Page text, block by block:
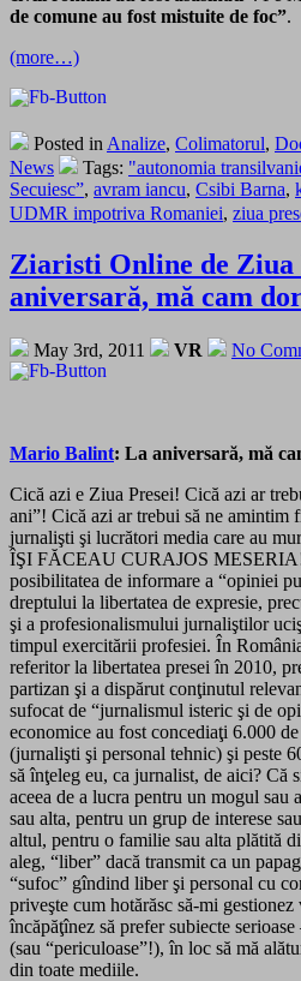
de comune au fost mistuite de foc”.
(more…)
Posted in Analize, Colimatorul,
News
Tags: "autonomia
Secuiesc”, avram iancu, Csibi Barna,
UDMR impotriva Romaniei, ziua
Ziaristi Online de Ziua
aniversară, mă cam
May 3rd, 2011 VR No
Mario Balint: La aniversară, mă
Cică azi e Ziua Presei! Cică azi ar
ani”! Cică azi ar trebui să ne amintim
jurnalişti şi lucrători media care au
ÎŞI FĂCEAU CURAJOS
posibilitatea de informare a “opiniei
dreptului la libertatea de expresie,
şi a profesionalismului jurnaliştilor
timpul exercitării profesiei. În
referitor la libertatea presei în 2010,
partizan şi a dispărut conţinutul
sufocat de “jurnalismul isteric şi de
economice au fost concediaţi 6.000
(jurnalişti şi personal tehnic) şi peste
să înţeleg eu, ca jurnalist, de aici? Că
aceea de a lucra pentru un mogul
sau alta, pentru un grup de interese
altul, pentru o familie sau alta plătită
aleg, “liber” dacă transmit ca un
“sufoc” gîndind liber şi personal cu
priveşte cum hotărăsc să-mi
încăpăţînez să prefer subiecte
(sau “periculoase”!), în loc să mă
din toate mediile.